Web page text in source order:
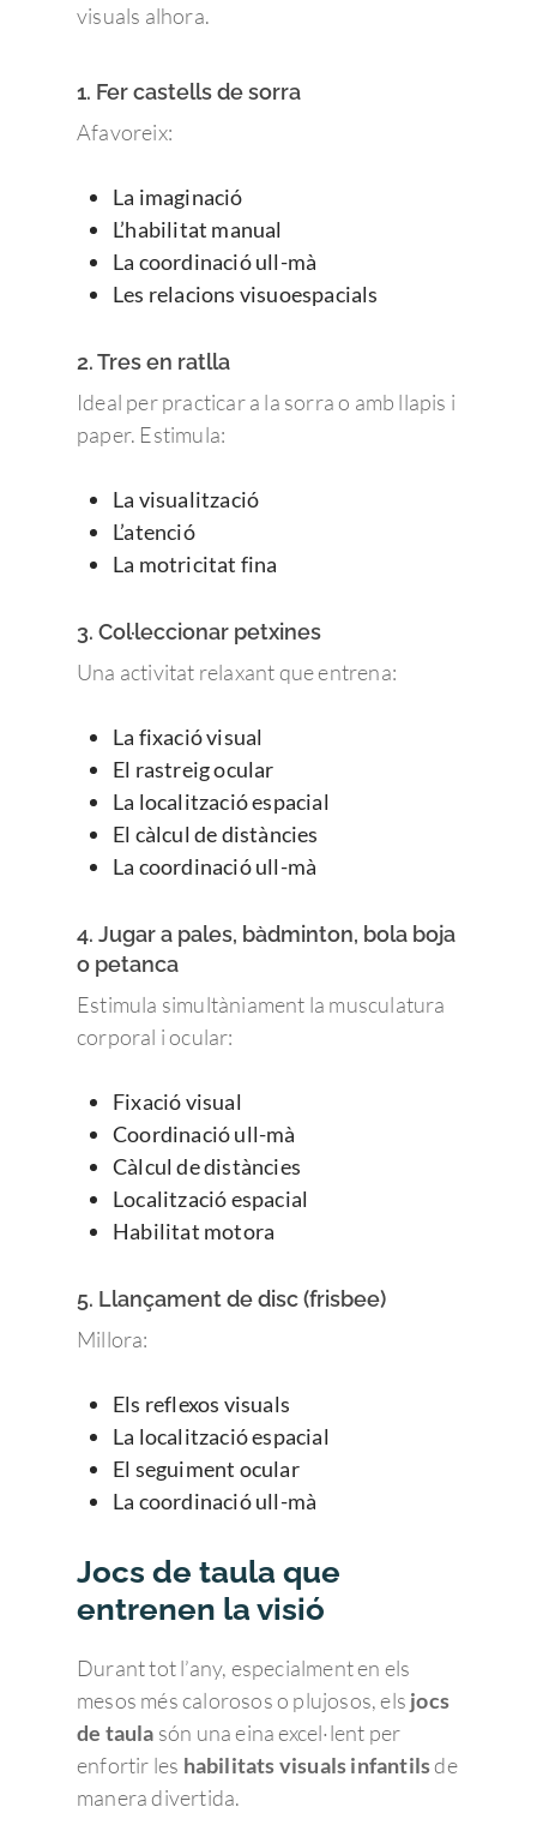
visuals alhora.
1. Fer castells de sorra
Afavoreix:
La imaginació
L’habilitat manual
La coordinació ull-mà
Les relacions visuoespacials
2. Tres en ratlla
Ideal per practicar a la sorra o amb llapis i
paper. Estimula:
La visualització
L’atenció
La motricitat fina
3. Col·leccionar petxines
Una activitat relaxant que entrena:
La fixació visual
El rastreig ocular
La localització espacial
El càlcul de distàncies
La coordinació ull-mà
4. Jugar a pales, bàdminton, bola boja
o petanca
Estimula simultàniament la musculatura
corporal i ocular:
Fixació visual
Coordinació ull-mà
Càlcul de distàncies
Localització espacial
Habilitat motora
5. Llançament de disc (frisbee)
Millora:
Els reflexos visuals
La localització espacial
El seguiment ocular
La coordinació ull-mà
Jocs de taula que
entrenen la visió
Durant tot l’any, especialment en els
mesos més calorosos o plujosos, els jocs
de taula són una eina excel·lent per
enfortir les habilitats visuals infantilsde
manera divertida.
Enfermedades
Ojo seco
Síndrome de Sjörgen
Daltonismo
Retinopatía
Trastornos comunes
Miopía,
astigmatismo
Oftalmología pedriática
Tratamientos
Cirugía de las Cataratas
Cirugía de la presbicia
Quienes somos
Equipo directivo
Blog
Últimas noticias
Member of